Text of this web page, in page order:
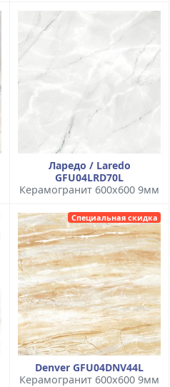
Ларедо / Laredo
GFU04LRD70L
Керамогранит 600x600 9мм
Специальная скидка
Denver GFU04DNV44L
Керамогранит 600x600 9мм